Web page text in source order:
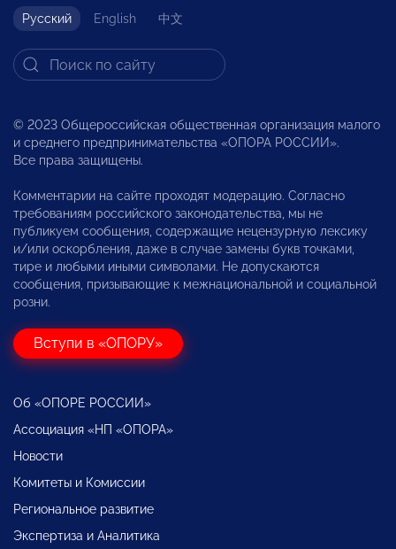
Русский English 中文
© 2023 Общероссийская общественная организация малого
и среднего предпринимательства «ОПОРА РОССИИ».
Все права защищены.
Комментарии на сайте проходят модерацию. Согласно
требованиям российского законодательства, мы не
публикуем сообщения, содержащие нецензурную лексику
и/или оскорбления, даже в случае замены букв точками,
тире и любыми иными символами. Не допускаются
сообщения, призывающие к межнациональной и социальной
розни.
Вступи в «ОПОРУ»
Об «ОПОРЕ РОССИИ»
Ассоциация «НП «ОПОРА»
Новости
Комитеты и Комиссии
Региональное развитие
Экспертиза и Аналитика